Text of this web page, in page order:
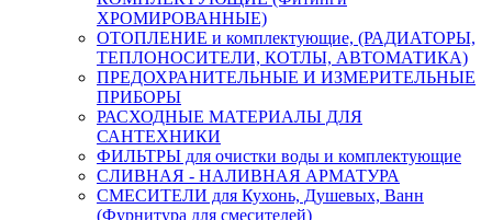
ХРОМИРОВАННЫЕ)
ОТОПЛЕНИЕ и комплектующие, (РАДИАТОРЫ,
ТЕПЛОНОСИТЕЛИ, КОТЛЫ, АВТОМАТИКА)
ПРЕДОХРАНИТЕЛЬНЫЕ И ИЗМЕРИТЕЛЬНЫЕ
ПРИБОРЫ
РАСХОДНЫЕ МАТЕРИАЛЫ ДЛЯ
САНТЕХНИКИ
ФИЛЬТРЫ для очистки воды и комплектующие
СЛИВНАЯ - НАЛИВНАЯ АРМАТУРА
СМЕСИТЕЛИ для Кухонь, Душевых, Ванн
(Фурнитура для смесителей)